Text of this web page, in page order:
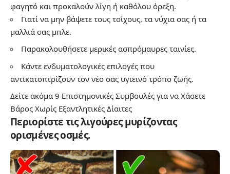
φαγητό και προκαλούν λίγη ή καθόλου όρεξη.
Γιατί να μην βάψετε τους τοίχους, τα νύχια σας ή τα
μαλλιά σας μπλε.
Παρακολουθήσετε μερικές ασπρόμαυρες ταινίες.
Κάντε ενδυματολογικές επιλογές που
αντικατοπτρίζουν τον νέο σας υγιεινό τρόπο ζωής.
Δείτε ακόμα 9 Επιστημονικές Συμβουλές για να Χάσετε
Βάρος Χωρίς Εξαντλητικές Δίαιτες
Περιορίστε τις λιγούρες μυρίζοντας
ορισμένες οσμές.